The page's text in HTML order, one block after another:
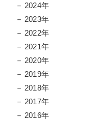
2024年
2023年
2022年
2021年
2020年
2019年
2018年
2017年
2016年